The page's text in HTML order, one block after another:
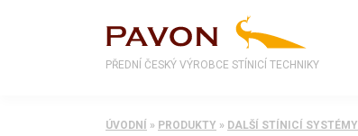
PŘEDNÍ ČESKÝ VÝROBCE STÍNICÍ TECHNIKY
ÚVODNÍ » PRODUKTY » DALŠÍ STÍNICÍ SYSTÉMY